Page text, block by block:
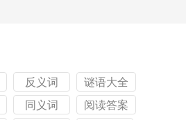
反义词
谜语大全
同义词
阅读答案